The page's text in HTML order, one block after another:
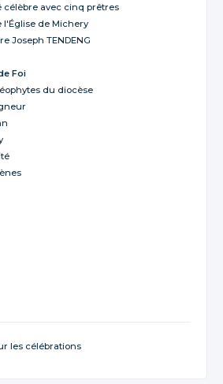
avec cinq prêtres
l'Église de Michery
Joseph TENDENG
Foi
du diocèse
les célébrations